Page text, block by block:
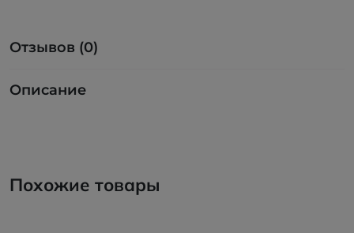
Отзывов (0)
Описание
Похожие товары